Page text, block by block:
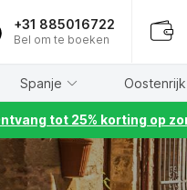
+31 885016722
Bel om te boeken
Spanje Oostenrijk
tot 25% korting op